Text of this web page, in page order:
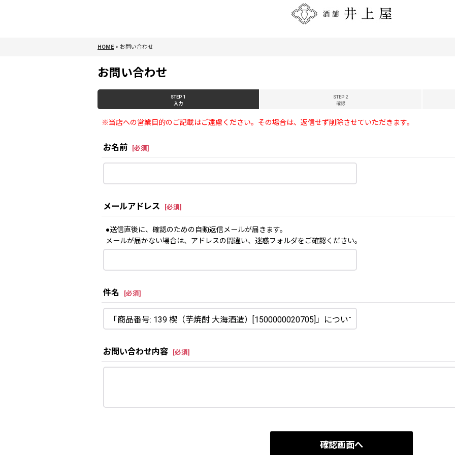
HOME > お問い合わせ
お問い合わせ
STEP 1
入力
STEP 2
確認
※当店への営業目的のご記載はご遠慮ください。その場合は、返信せず削除させていただきます。
お名前 [必須]
メールアドレス [必須]
●送信直後に、確認のための自動返信メールが届きます。
メールが届かない場合は、アドレスの間違い、迷惑フォルダをご確認ください。
件名 [必須]
お問い合わせ内容 [必須]
確認画面へ